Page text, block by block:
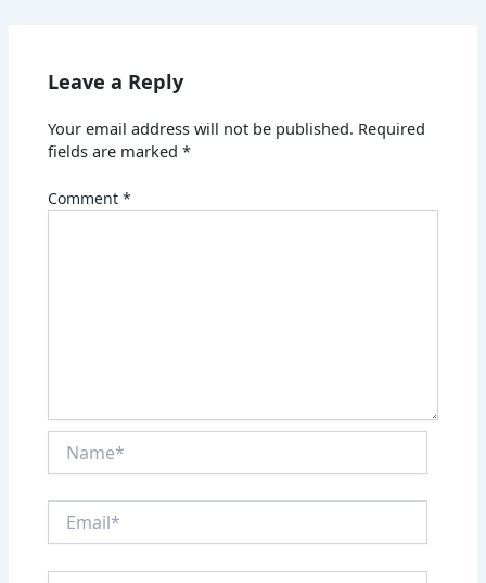
Leave a Reply
Your email address will not be published. Required
fields are marked*
Comment*